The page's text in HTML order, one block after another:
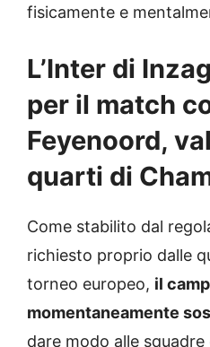
fisicamente e
L’Inter di
per il match
Feyenoord,
quarti di
Come stabilito dal
richiesto proprio dalle
torneo europeo, il
momentaneamente
dare modo alle